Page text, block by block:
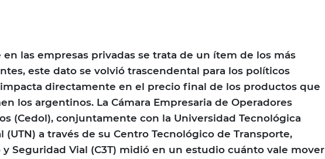
las empresas privadas se trata de un ítem de los más
este dato se volvió trascendental para los políticos
directamente en el precio final de los productos que
los argentinos. La Cámara Empresaria de Operadores
(Cedol), conjuntamente con la Universidad Tecnológica
(UTN) a través de su Centro Tecnológico de Transporte,
y Seguridad Vial (C3T) midió en un estudio cuánto vale mover